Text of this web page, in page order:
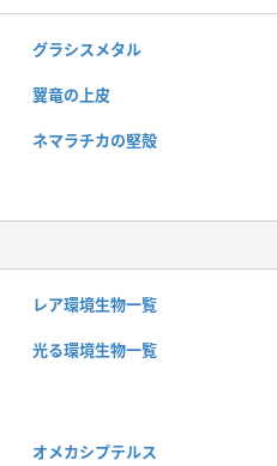
グラシスメタル
翼竜の上皮
ネマラチカの堅殻
レア環境生物一覧
光る環境生物一覧
オメカシプテルス